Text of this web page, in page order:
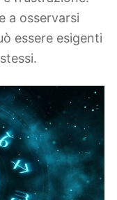
a osservarsi
essere esigenti